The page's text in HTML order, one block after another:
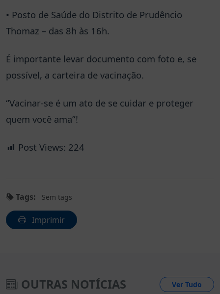
• Posto de Saúde do Distrito de Prudêncio
Thomaz – das 8h às 16h.
É importante levar documento com foto e, se
possível, a carteira de vacinação.
“Vacinar-se é um ato de se cuidar e proteger
quem você ama”!
Post Views: 224
Tags: Sem tags
Imprimir
OUTRAS NOTÍCIAS Ver Tudo